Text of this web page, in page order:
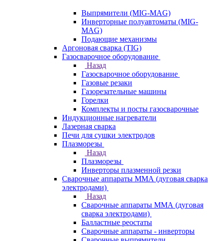
Выпрямители (MIG-MAG)
Инверторные полуавтоматы (MIG-
MAG)
Подающие механизмы
Аргоновая сварка (TIG)
Газосварочное оборудование
Назад
Газосварочное оборудование
Газовые резаки
Газорезательные машины
Горелки
Комплекты и посты газосварочные
Индукционные нагреватели
Лазерная сварка
Печи для сушки электродов
Плазморезы
Назад
Плазморезы
Инверторы плазменной резки
Сварочные аппараты ММА (дуговая сварка
электродами)
Назад
Сварочные аппараты ММА (дуговая
сварка электродами)
Балластные реостаты
Сварочные аппараты - инверторы